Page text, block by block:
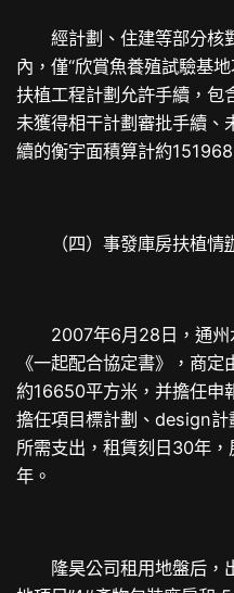
經計劃、住建等部分核
內，僅“欣賞魚養殖試驗基
扶植工程計劃允許手續，包
未獲得相干計劃審批手續、
續的衡宇面積算計約
（四）事發庫房扶植情
2007年6月28日，通州
《一起配合協定書》，商
約16650平方米，并擔任申
擔任項目標計劃、design計
所需支出，租賃刻日30年，
年。
隆昊公司租用地盤后，